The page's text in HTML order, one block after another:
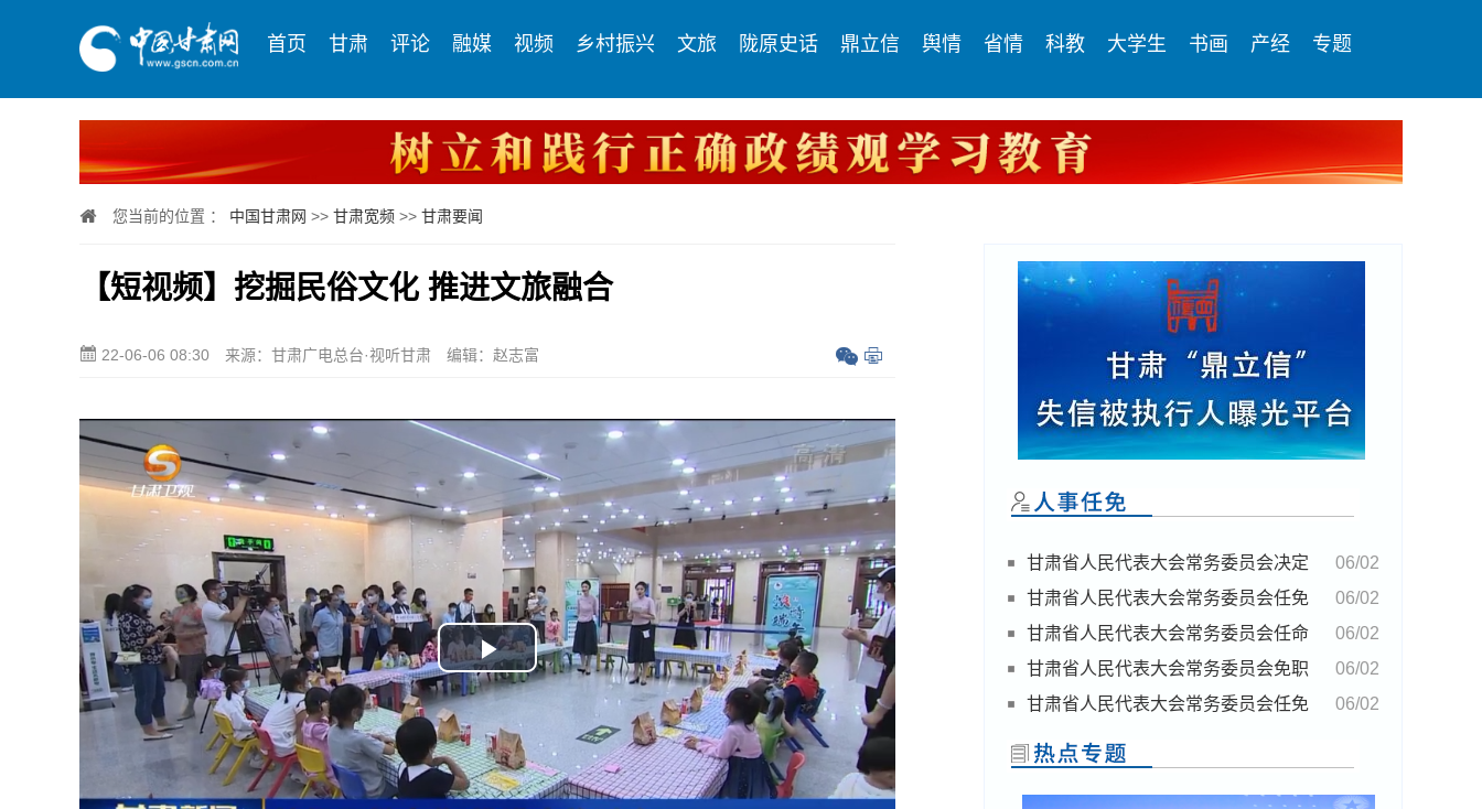
首页 甘肃 评论 融媒 视频 乡村振兴 文旅 陇原史话 鼎立信 舆情 省情 科教 大学生 书画 产经 专题
您当前的位置 ： 中国甘肃网 >> 甘肃宽频 >> 甘肃要闻
【短视频】挖掘民俗文化 推进文旅融合
22-06-06 08:30 来源：甘肃广电总台·视听甘肃 编辑：赵志富
Play
Video
06/02
甘肃省人民代表大会常务委员会决定
任免名单
06/02
甘肃省人民代表大会常务委员会任免
名单
06/02
甘肃省人民代表大会常务委员会任命
名单
06/02
甘肃省人民代表大会常务委员会免职
名单
06/02
甘肃省人民代表大会常务委员会任免
名单